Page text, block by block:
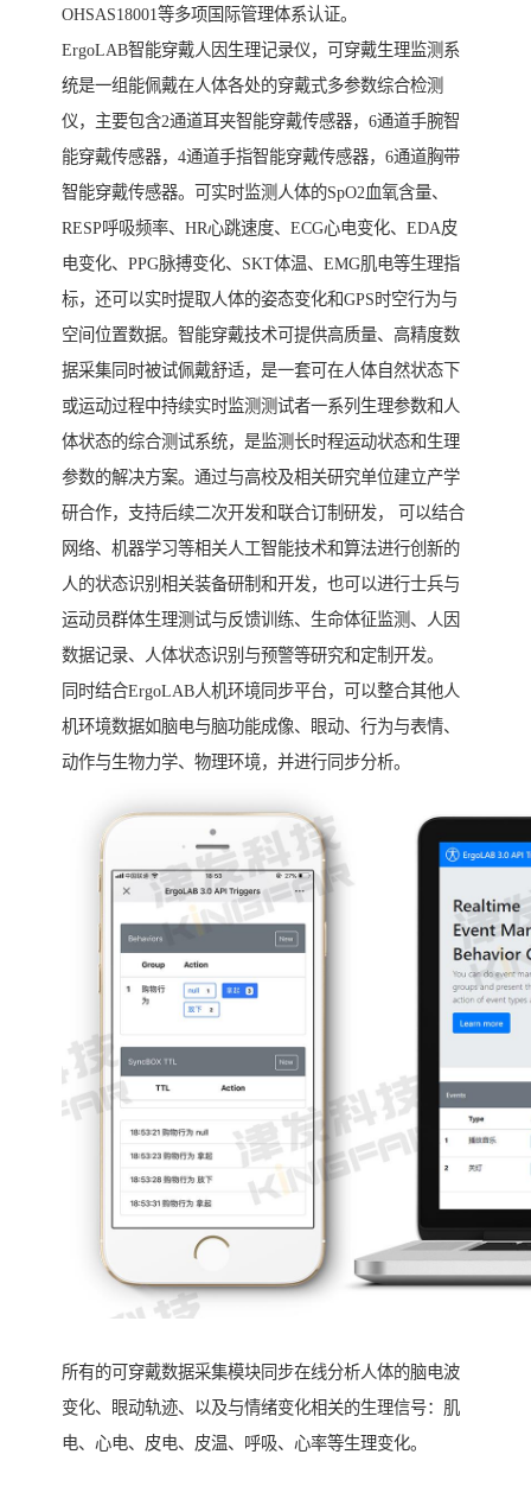
OHSAS18001等多项国际管理体系认证。
ErgoLAB智能穿戴人因生理记录仪，可穿戴生理监测系
统是一组能佩戴在人体各处的穿戴式多参数综合检测
仪，主要包含2通道耳夹智能穿戴传感器，6通道手腕智
能穿戴传感器，4通道手指智能穿戴传感器，6通道胸带
智能穿戴传感器。可实时监测人体的SpO2血氧含量、
RESP呼吸频率、HR心跳速度、ECG心电变化、EDA皮
电变化、PPG脉搏变化、SKT体温、EMG肌电等生理指
标，还可以实时提取人体的姿态变化和GPS时空行为与
空间位置数据。智能穿戴技术可提供高质量、高精度数
据采集同时被试佩戴舒适，是一套可在人体自然状态下
或运动过程中持续实时监测测试者一系列生理参数和人
体状态的综合测试系统，是监测长时程运动状态和生理
参数的解决方案。通过与高校及相关研究单位建立产学
研合作，支持后续二次开发和联合订制研发， 可以结合
网络、机器学习等相关人工智能技术和算法进行创新的
人的状态识别相关装备研制和开发，也可以进行士兵与
运动员群体生理测试与反馈训练、生命体征监测、人因
数据记录、人体状态识别与预警等研究和定制开发。
同时结合ErgoLAB人机环境同步平台，可以整合其他人
机环境数据如脑电与脑功能成像、眼动、行为与表情、
动作与生物力学、物理环境，并进行同步分析。
所有的可穿戴数据采集模块同步在线分析人体的脑电波
变化、眼动轨迹、以及与情绪变化相关的生理信号：肌
电、心电、皮电、皮温、呼吸、心率等生理变化。